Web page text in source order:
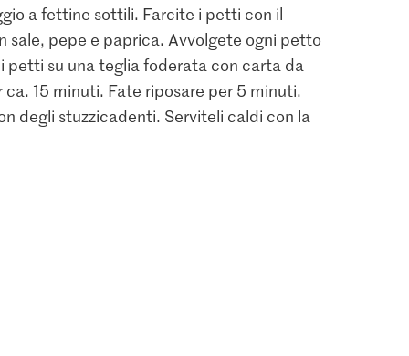
a fettine sottili. Farcite i petti con il
sale, pepe e paprica. Avvolgete ogni petto
su una teglia foderata con carta da
15 minuti. Fate riposare per 5 minuti.
degli stuzzicadenti. Serviteli caldi con la